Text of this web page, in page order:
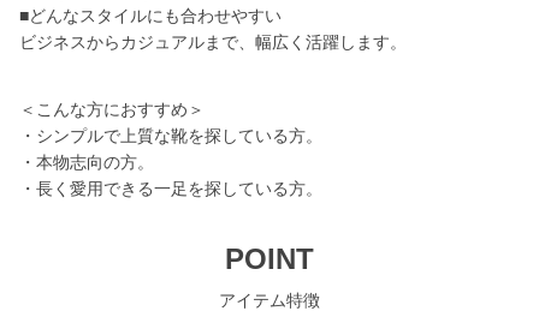
■どんなスタイルにも合わせやすい
ビジネスからカジュアルまで、幅広く活躍します。
＜こんな方におすすめ＞
・シンプルで上質な靴を探している方。
・本物志向の方。
・長く愛用できる一足を探している方。
POINT
アイテム特徴